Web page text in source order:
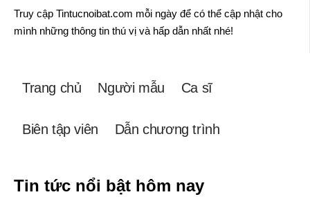
Truy cập Tintucnoibat.com mỗi ngày để có thể cập nhật cho
mình những thông tin thú vị và hấp dẫn nhất nhé!
Trang chủ Người mẫu Ca sĩ
Biên tập viên Dẫn chương trình
Tin tức nổi bật hôm nay